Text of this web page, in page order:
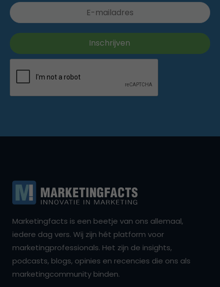
Marketingfacts is een beetje van ons allemaal,
iedere dag vers. Wij zijn hét platform voor
marketingprofessionals. Het zijn de insights,
podcasts, blogs, opinies en recencies die ons als
marketingcommunity binden.